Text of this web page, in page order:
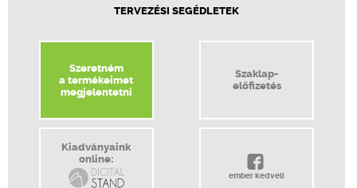
TERVEZÉSI SEGÉDLETEK
Szeretném
a termékeimet
megjelentetni
Szaklap-
előfizetés
Kiadványaink
online:
ember kedveli